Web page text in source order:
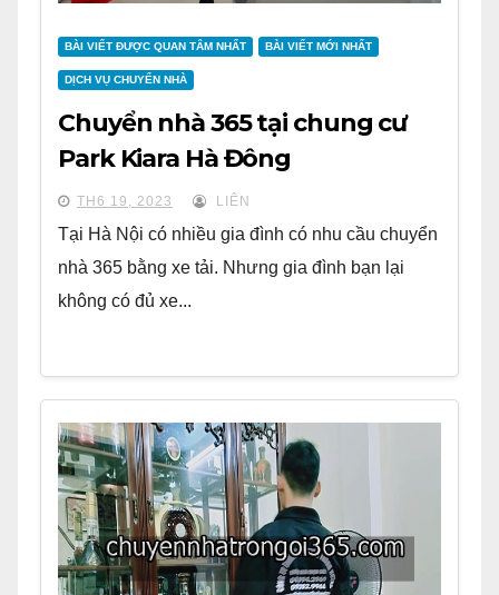
BÀI VIẾT ĐƯỢC QUAN TÂM NHẤT BÀI VIẾT MỚI NHẤT
DỊCH VỤ CHUYỂN NHÀ
Chuyển nhà 365 tại chung cư
Park Kiara Hà Đông
TH6 19, 2023 LIÊN
Tại Hà Nội có nhiều gia đình có nhu cầu chuyển
nhà 365 bằng xe tải. Nhưng gia đình bạn lại
không có đủ xe...